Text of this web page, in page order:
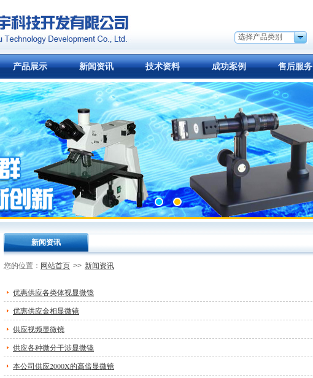
产品展示 新闻资讯 技术资料 成功案例 售后服务
新闻资讯
您的位置： 网站首页 >> 新闻资讯
优惠供应各类体视显微镜
优惠供应金相显微镜
供应视频显微镜
供应各种微分干涉显微镜
本公司供应2000X的高倍显微镜
选择产品类别